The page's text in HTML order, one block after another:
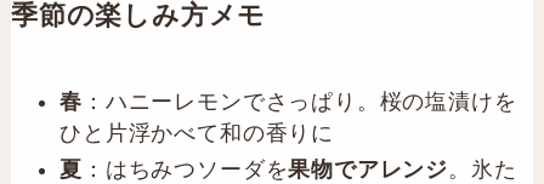
季節の楽しみ方メモ
春 ：ハニーレモンでさっぱり。桜の塩漬けを
ひと片浮かべて和の香りに
夏 ：はちみつソーダを果物でアレンジ。氷た